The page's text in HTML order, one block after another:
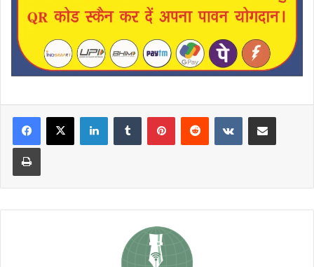
LinkedInTumblr PinterestReddit VKontakteShare via Email
Print